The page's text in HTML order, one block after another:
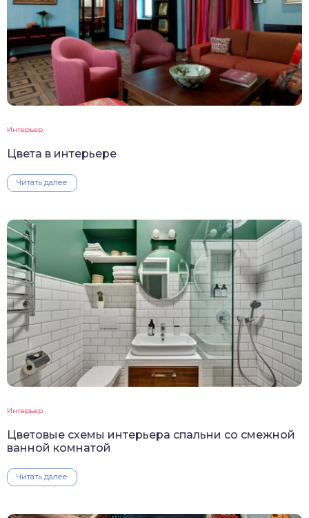
Интерьер
Цвета в интерьере
Читать далее
Интерьер
Цветовые схемы интерьера спальни со смежной
ванной комнатой
Читать далее